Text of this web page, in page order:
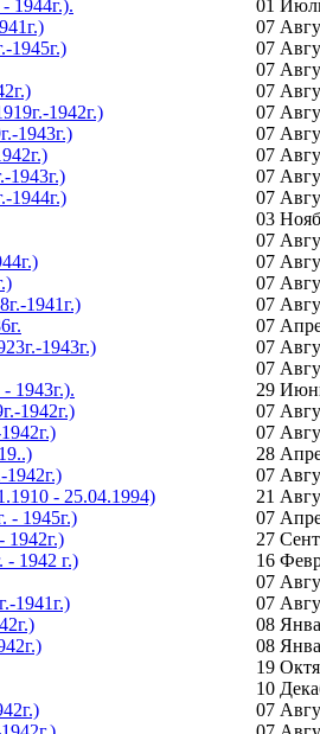
1944г.).
01
07
1945г.)
07
07
07
1942г.)
07
1943г.)
07
07
1943г.)
07
1944г.)
07
03
07
07
07
1941г.)
07
07
1943г.)
07
07
1943г.).
29
1942г.)
07
07
28
07
- 25.04.1994)
21
- 1945г.)
07
1942г.)
27
1942 г.)
16
07
1941г.)
07
08
08
19
10
07